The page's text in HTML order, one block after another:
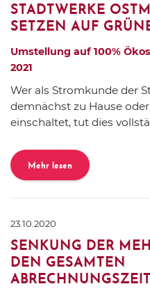
STADTWERKE
SETZEN AUF
Umstellung auf 100%
2021
Wer als Stromkunde der
demnächst zu Hause
einschaltet, tut dies
Mehr lesen
23.10.2020
SENKUNG DER
DEN GESAMTEN